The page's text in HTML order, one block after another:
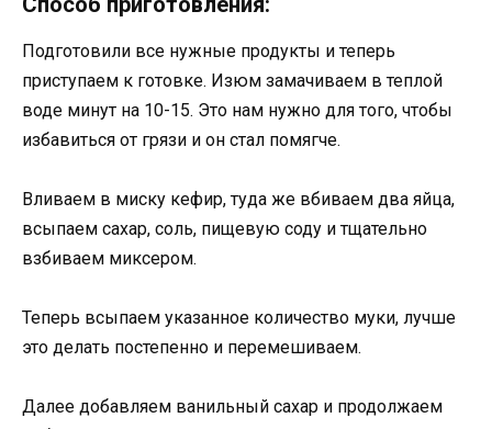
Подготовили все нужные продукты и теперь
приступаем к готовке. Изюм замачиваем в теплой
воде минут на 10-15. Это нам нужно для того, чтобы
избавиться от грязи и он стал помягче.
Вливаем в миску кефир, туда же вбиваем два яйца,
всыпаем сахар, соль, пищевую соду и тщательно
взбиваем миксером.
Теперь всыпаем указанное количество муки, лучше
это делать постепенно и перемешиваем.
Далее добавляем ванильный сахар и продолжаем